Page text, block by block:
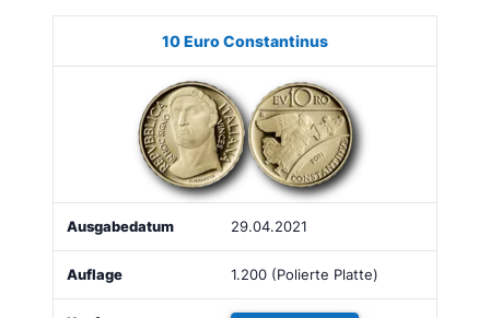
Bild Ausgabe Auflage
10 Euro Constantinus
29.04.2021
1.200 (Polierte Platte)